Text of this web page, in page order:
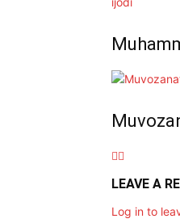
LEAVE A
Log in to